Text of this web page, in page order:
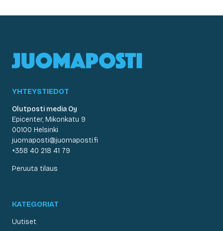
YHTEYSTIEDOT
Olutposti media Oy
Epicenter, Mikonkatu 9
00100 Helsinki
juomaposti@juomaposti.fi
+358 40 218 41 79
Peruuta tilaus
KATEGORIAT
Uutiset